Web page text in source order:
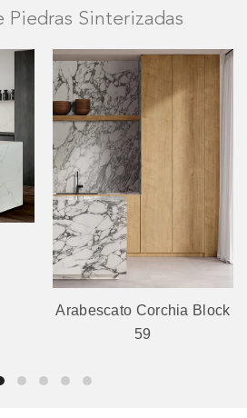
Piedras Sinterizadas
Arabescato Corchia Block
59